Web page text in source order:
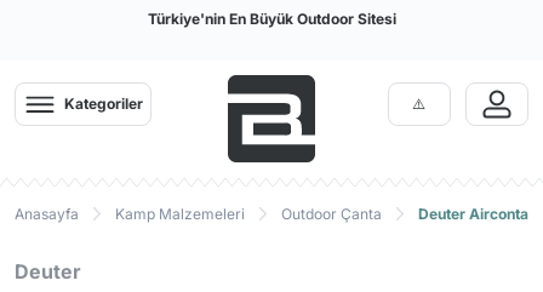
Türkiye'nin En Büyük Outdoor Sitesi
Kategoriler
Anasayfa Kamp Malzemeleri Outdoor Çanta Deuter Aircontact
Deuter